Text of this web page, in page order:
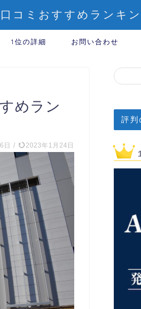
コミおすすめランキ
1位の詳細 お問い合わせ
めラン
日 / 2023年1月24日
評判